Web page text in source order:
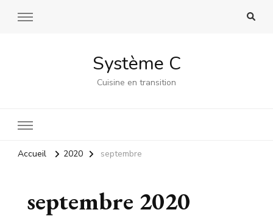
Système C
Cuisine en transition
Accueil 2020 septembre
septembre 2020